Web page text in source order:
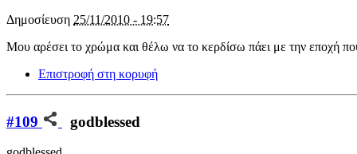
Δημοσίευση 25/11/2010 - 19:57
Μου αρέσει το χρώμα και θέλω να το κερδίσω πάει με την εποχή
Επιστροφή στη κορυφή
#109 godblessed